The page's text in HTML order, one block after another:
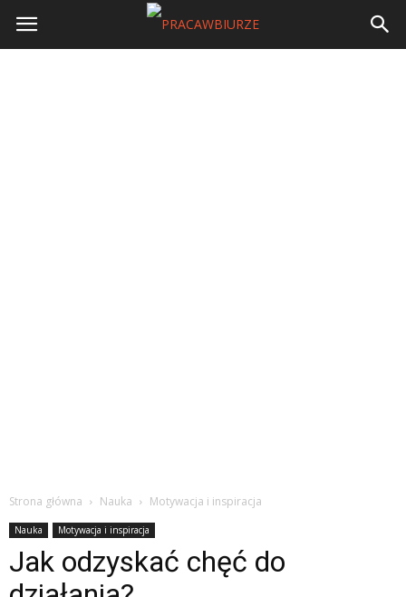
Strona główna Nauka Motywacja i inspiracja
Nauka Motywacja i inspiracja
Jak odzyskać chęć do